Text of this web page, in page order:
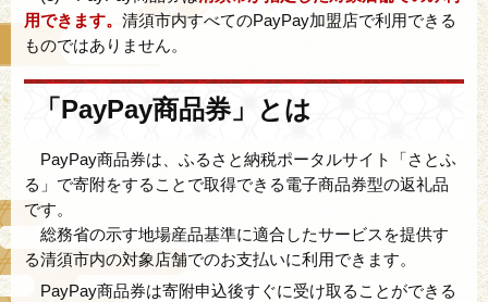
用できます。 清須市内すべてのPayPay加盟店で利用できる
ものではありません。
「PayPay商品券」とは
PayPay商品券は、ふるさと納税ポータルサイト「さとふ
る」で寄附をすることで取得できる電子商品券型の返礼品
です。
総務省の示す地場産品基準に適合したサービスを提供す
る清須市内の対象店舗でのお支払いに利用できます。
PayPay商品券は寄附申込後すぐに受け取ることができる